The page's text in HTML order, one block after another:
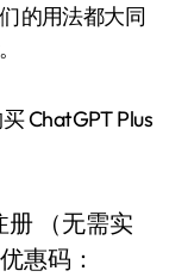
的用法都大同
ChatGPT Plus
册 （无需实
惠码：